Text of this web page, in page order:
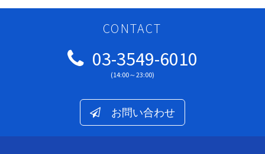
CONTACT
03-3549-6010
(14:00～23:00)
お問い合わせ